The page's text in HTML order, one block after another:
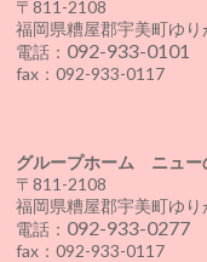
〒811-2108
福岡県糟屋郡宇美町ゆ
電話： 092-933-0101
fax：092-933-0117
グループホーム ニュー
〒811-2108
福岡県糟屋郡宇美町ゆ
電話： 092-933-0277
fax：092-933-0117